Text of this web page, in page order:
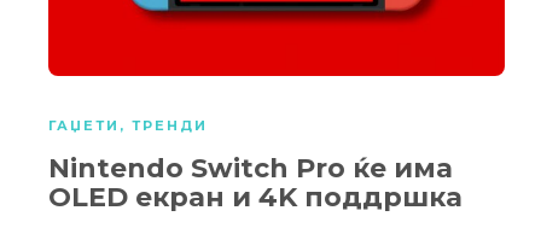
ГАЏЕТИ , ТРЕНДИ
Nintendo Switch Pro ќе има
OLED екран и 4K поддршка